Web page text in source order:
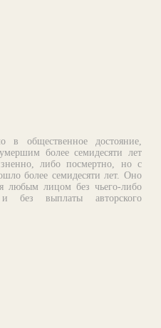
общественное достояние,
более семидесяти лет
либо посмертно, но с
более семидесяти лет. Оно
любым лицом без чьего-либо
без выплаты авторского